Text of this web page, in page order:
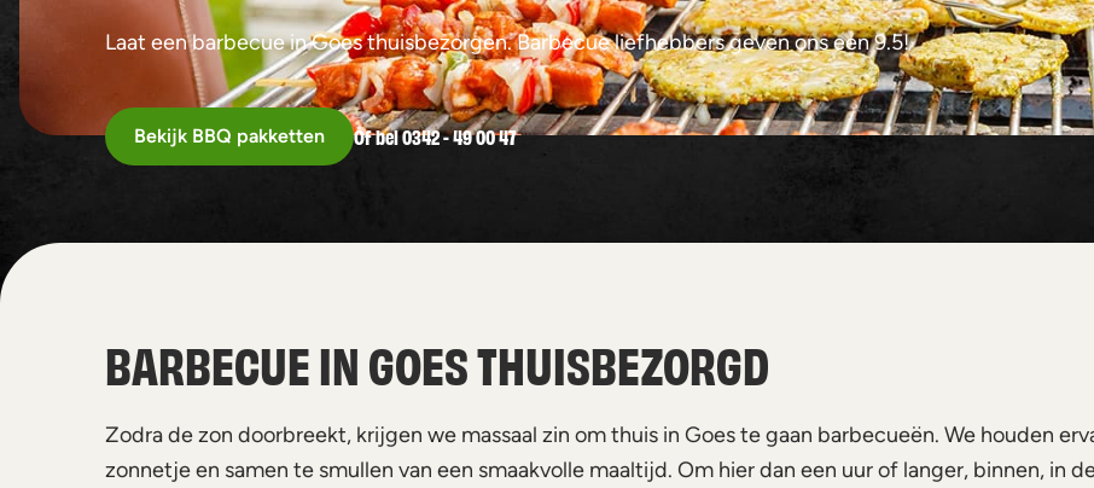
Laat een barbecue in Goes thuisbezorgen. Barbecue liefhebbers geven ons een 9.5!
Bekijk BBQ pakketten Of bel 0342 - 49 00 47
BARBECUE IN GOES THUISBEZORGD
Zodra de zon doorbreekt, krijgen we massaal zin om thuis in Goes te gaan barbecueën. We houden
zonnetje en samen te smullen van een smaakvolle maaltijd. Om hier dan een uur of langer, binnen, in